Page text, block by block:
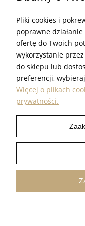
GODZINY
PN - PT. 7:00 -
INFORMACJE
POMOC
PRODUKTY
Pliki cookies i
poprawne
ofertę do Twoich
wykorzystanie
do sklepu lub
preferencji,
Więcej o plikach
prywatności.